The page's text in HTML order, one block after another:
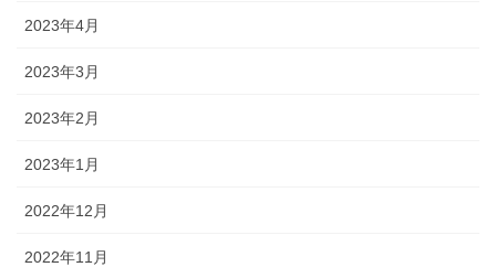
2023年4月
2023年3月
2023年2月
2023年1月
2022年12月
2022年11月